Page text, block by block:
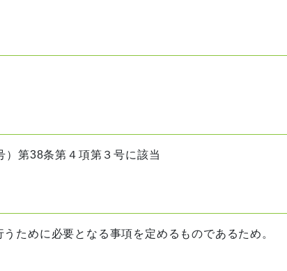
第38条第４項第３号に該当
ために必要となる事項を定めるものであるため。